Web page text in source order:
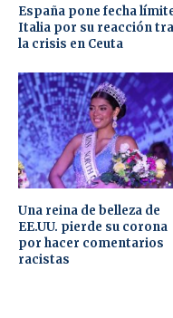
España pone fecha
Italia por su reacción
la crisis en Ceuta
Una reina de belleza de
EE.UU. pierde su corona
por hacer comentarios
racistas